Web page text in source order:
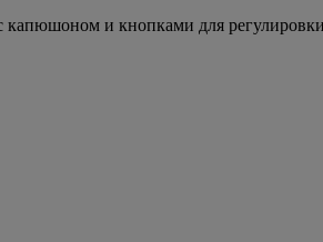
капюшоном и кнопками для